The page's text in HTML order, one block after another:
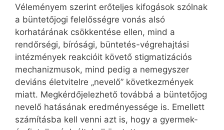
Véleményem szerint erőteljes kifogások szólnak
a büntetőjogi felelősségre vonás alsó
korhatárának csökkentése ellen, mind a
rendőrségi, bírósági, büntetés-végrehajtási
intézmények reakcióit követő stigmatizációs
mechanizmusok, mind pedig a nemegyszer
deviáns életvitelre „nevelő” következmények
miatt. Megkérdőjelezhető továbbá a büntetőjog
nevelő hatásának eredményessége is. Emellett
számításba kell venni azt is, hogy a gyermek-